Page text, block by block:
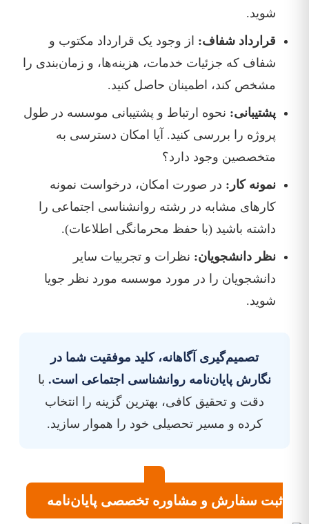
شوید.
قرارداد شفاف: از وجود یک قرارداد مکتوب و
شفاف که جزئیات خدمات، هزینه‌ها، و زمان‌بندی را
مشخص کند، اطمینان حاصل کنید.
پشتیبانی: نحوه ارتباط و پشتیبانی موسسه در طول
پروژه را بررسی کنید. آیا امکان دسترسی به
متخصصین وجود دارد؟
نمونه کار: در صورت امکان، درخواست نمونه
کارهای مشابه در رشته روانشناسی اجتماعی را
داشته باشید (با حفظ محرمانگی اطلاعات).
نظر دانشجویان: نظرات و تجربیات سایر
دانشجویان را در مورد موسسه مورد نظر جویا
شوید.
تصمیم‌گیری آگاهانه، کلید موفقیت شما در
نگارش پایان‌نامه روانشناسی اجتماعی است. با
دقت و تحقیق کافی، بهترین گزینه را انتخاب
کرده و مسیر تحصیلی خود را هموار سازید.
ثبت سفارش و مشاوره تخصصی پایان‌نامه